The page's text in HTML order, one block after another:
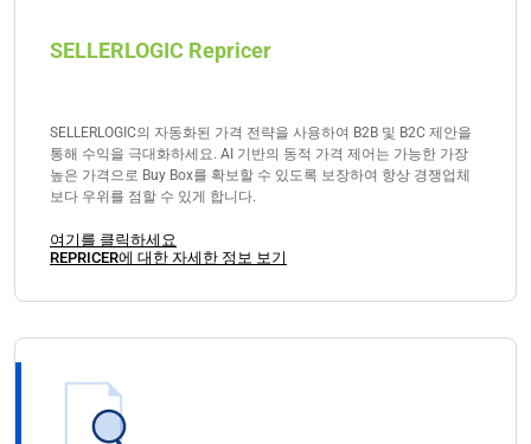
SELLERLOGIC Repricer
SELLERLOGIC의 자동화된 가격 전략을 사용하여 B2B 및 B2C 제안을
통해 수익을 극대화하세요. AI 기반의 동적 가격 제어는 가능한 가장
높은 가격으로 Buy Box를 확보할 수 있도록 보장하여 항상 경쟁업체
보다 우위를 점할 수 있게 합니다.
여기를 클릭하세요
REPRICER에 대한 자세한 정보 보기